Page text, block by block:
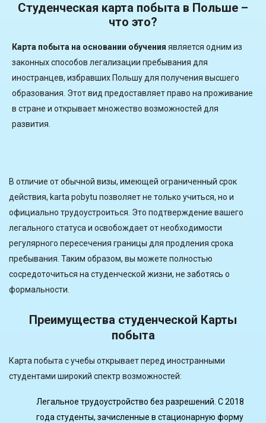
Студенческая карта побыта в Польше –
что это?
Карта побыта на основании обучения является одним из
законных способов легализации пребывания для
иностранцев, избравших Польшу для получения высшего
образования. Этот вид предоставляет право на проживание
в стране и открывает множество возможностей для
развития.
В отличие от обычной визы, имеющей ограниченный срок
действия, karta pobytu позволяет не только учиться, но и
официально трудоустроиться. Это подтверждение вашего
легального статуса и освобождает от необходимости
регулярного пересечения границы для продления срока
пребывания. Таким образом, вы можете полностью
сосредоточиться на студенческой жизни, не заботясь о
формальности.
Преимущества студенческой Карты
побыта
Карта побыта с учебы открывает перед иностранными
студентами широкий спектр возможностей:
Легальное трудоустройство без разрешений. С 2018
года студенты, зачисленные в стационарную форму